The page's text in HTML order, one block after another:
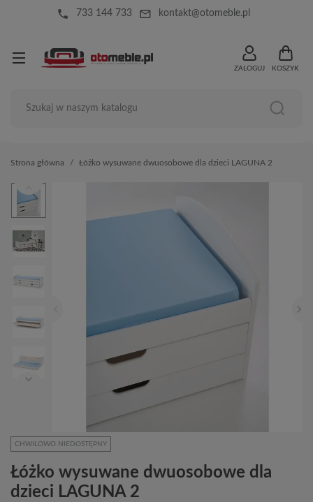
local_phone 733 144 733 mail_outline kontakt@otomeble.pl
ZALOGUJ KOSZYK
Strona główna Łóżko wysuwane dwuosobowe dla dzieci LAGUNA 2
CHWILOWO NIEDOSTĘPNY
Łóżko wysuwane dwuosobowe dla
dzieci LAGUNA 2